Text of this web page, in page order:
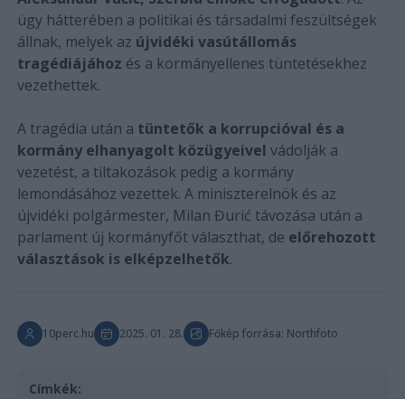
ügy hátterében a politikai és társadalmi feszültségek
állnak, melyek az újvidéki vasútállomás
tragédiájához és a kormányellenes tüntetésekhez
vezethettek.
A tragédia után a tüntetők a korrupcióval és a
kormány elhanyagolt közügyeivel vádolják a
vezetést, a tiltakozások pedig a kormány
lemondásához vezettek. A miniszterelnök és az
újvidéki polgármester, Milan Đurić távozása után a
parlament új kormányfőt választhat, de előrehozott
választások is elképzelhetők.
10perc.hu 2025. 01. 28. Főkép forrása: Northfoto
Címkék: